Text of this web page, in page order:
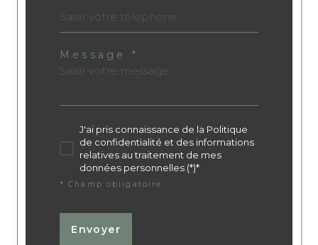
Message *
J'ai pris connaissance de la Politique
de confidentialité et des informations
relatives au traitement de mes
données personnelles (*)*
* Champ obligatoire
Envoyer